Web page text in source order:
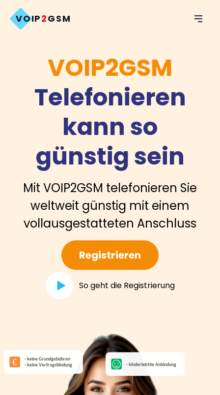
VOIP2GSM
VOIP2GSM
Telefonieren
kann so
günstig sein
Mit VOIP2GSM telefonieren Sie
weltweit günstig mit einem
vollausgestatteten Anschluss
Registrieren
So geht die Registrierung